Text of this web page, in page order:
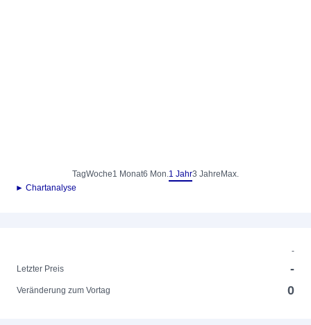
TagWoche1 Monat6 Mon.1 Jahr3 Jahre Max.
► Chartanalyse
-
Letzter Preis
-
Veränderung zum Vortag 0